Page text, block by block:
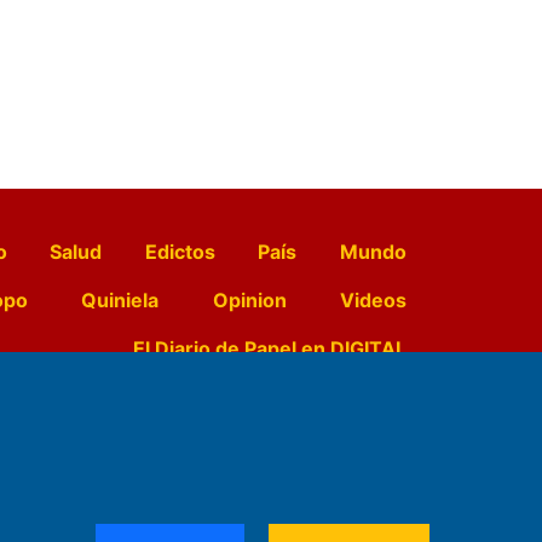
Salud Edictos País
Mundo
Quiniela Opinion
Videos
El Diario de Papel en DIGITAL